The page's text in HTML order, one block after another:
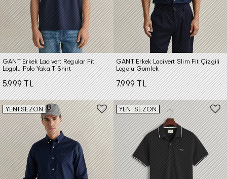
GANT Erkek Lacivert Regular Fit
Logolu Polo Yaka T-Shirt
5.999 TL
GANT Erkek Lacivert Slim Fit Çizgili
Logolu Gömlek
7.999 TL
YENİ SEZON YENİ SEZON